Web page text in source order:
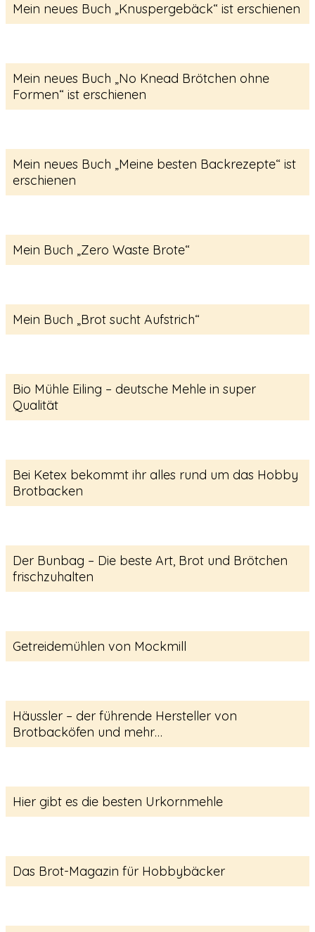
Mein neues Buch „Knuspergebäck“ ist erschienen
Mein neues Buch „No Knead Brötchen ohne
Formen“ ist erschienen
Mein neues Buch „Meine besten Backrezepte“ ist
erschienen
Mein Buch „Zero Waste Brote“
Mein Buch „Brot sucht Aufstrich“
Bio Mühle Eiling – deutsche Mehle in super
Qualität
Bei Ketex bekommt ihr alles rund um das Hobby
Brotbacken
Der Bunbag – Die beste Art, Brot und Brötchen
frischzuhalten
Getreidemühlen von Mockmill
Häussler – der führende Hersteller von
Brotbacköfen und mehr…
Hier gibt es die besten Urkornmehle
Das Brot-Magazin für Hobbybäcker